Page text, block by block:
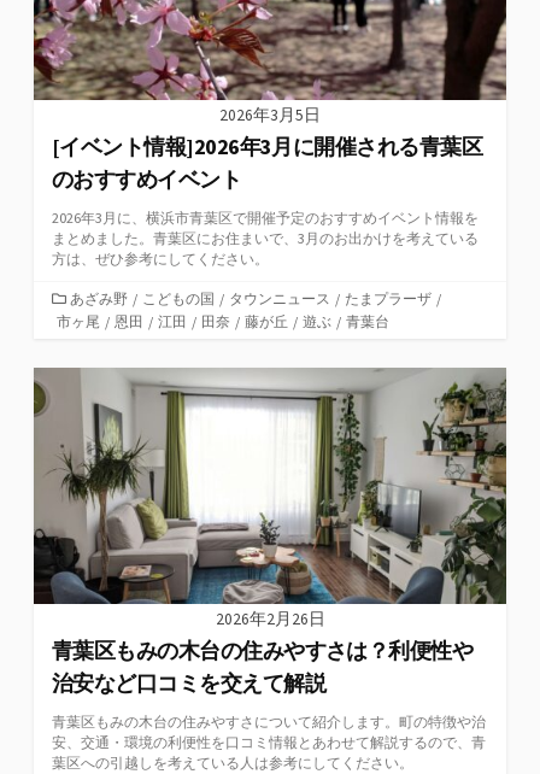
2026年3月5日
[イベント情報]2026年3月に開催される青葉区
のおすすめイベント
2026年3月に、横浜市青葉区で開催予定のおすすめイベント情報を
まとめました。青葉区にお住まいで、3月のお出かけを考えている
方は、ぜひ参考にしてください。
カ
テ
リ
あざみ野 / こどもの国 / タウンニュース / たまプラーザ /
市ヶ尾 / 恩田 / 江田 / 田奈 / 藤が丘 / 遊ぶ / 青葉台
2026年2月26日
青葉区もみの木台の住みやすさは？利便性や
治安など口コミを交えて解説
青葉区もみの木台の住みやすさについて紹介します。町の特徴や治
安、交通・環境の利便性を口コミ情報とあわせて解説するので、青
葉区への引越しを考えている人は参考にしてください。